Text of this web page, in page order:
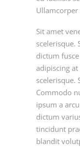
Sit amet
scelerisque.
dictum
adipiscing
scelerisque.
Commodo
ipsum a
dictum
tincidunt
blandit